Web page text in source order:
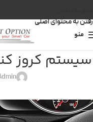
رفتن به محتوای اصلی
منو
سیستم کروز